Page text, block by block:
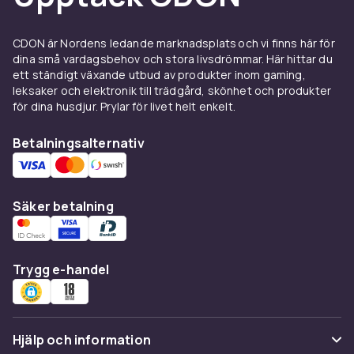
mest avancerade alternativen.
Herrur, damur och
unisexklockor
Klockor designas traditionellt i herr- och
damvarianter med skillnader i boettsstorlek,
större boetter (38-45 mm) och tydligare
urtavlor. Damklockor är elegantare med
armband. Unisex-klockor passar alla och har
blivit allt populärare.
ett känt unisex-alternativ.
Material och urtavla - välj rätt
stil
Klockboettens material påverkar klockans
CDON är Nordens ledande marknadsplats och vi finns här för
dina små vardagsbehov och stora livsdrömmar. Här hittar du
ett ständigt växande utbud av produkter inom gaming,
leksaker och elektronik till trädgård, skönhet och produkter
för dina husdjur. Prylar för livet helt enkelt.
Betalningsalternativ
Säker betalning
Trygg e-handel
Hjälp och information